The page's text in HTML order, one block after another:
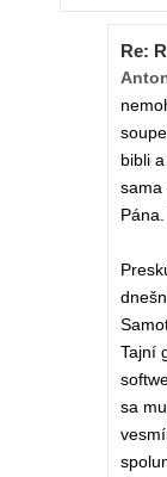
Re:
bibli
sama
Tajní
sa